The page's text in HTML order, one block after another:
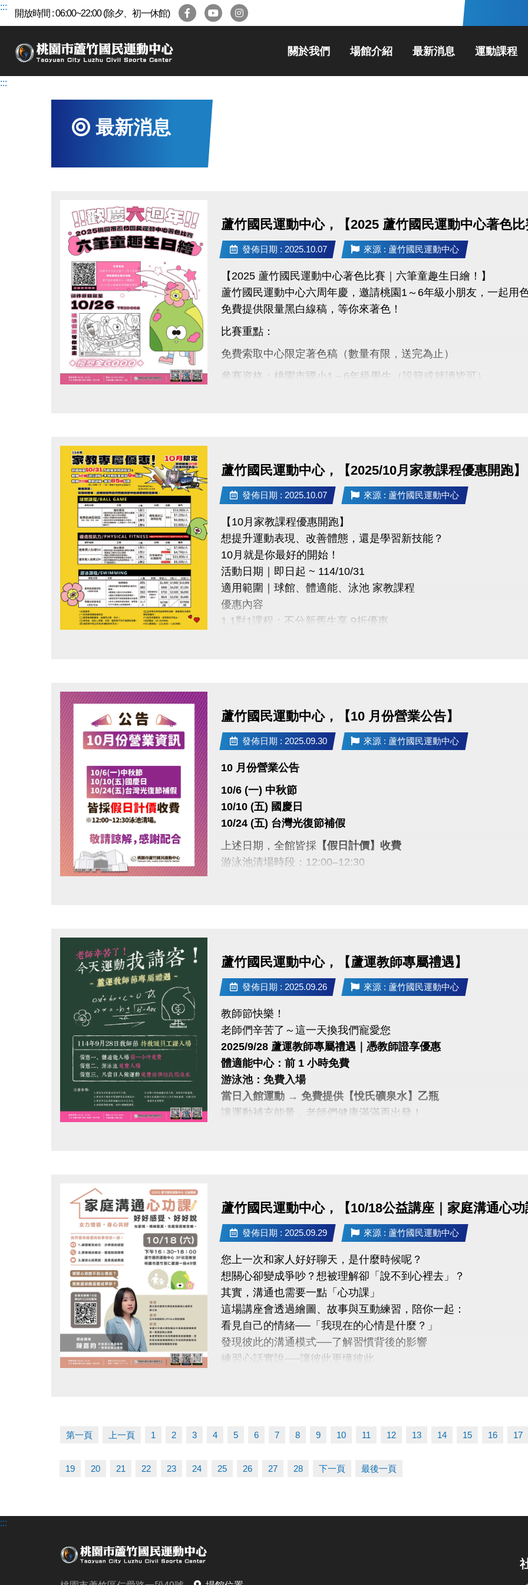
跳
區
:::
開放時間 : 06:00~22:00 (除夕、初一休館)
關於我們 場館介紹 最新消息 運動課程
:::
最新消息
蘆竹國民運動中心，【2025 蘆竹國民運動中心著色
發佈日期 : 2025.10.07 來源 : 蘆竹國民運動中心
【2025 蘆竹國民運動中心著色比賽｜六筆童趣生日繪！】
蘆竹國民運動中心六周年慶，邀請桃園1～6年級小朋友，一起用
免費提供限量黑白線稿，等你來著色！
比賽重點：
免費索取中心限定著色稿（數量有限，送完為止）
參賽資格：桃園市國小1～6年級學生（設籍或就讀皆可）
快帶著孩子來參加，讓創意變成驚喜大獎！
有問題歡迎私訊小編或電話詢問：03-2639066 #106
詳細參賽辦法請掃描QR-Code查看
快標記身邊有小小畫家的朋友，一起來報名！
#蘆竹國民運動中心 #著色比賽 #兒童繪畫 #親子活動 #桃園童趣
蘆竹國民運動中心，【2025/10月家教課程優惠開跑】
發佈日期 : 2025.10.07 來源 : 蘆竹國民運動中心
【10月家教課程優惠開跑】
想提升運動表現、改善體態，還是學習新技能？
10月就是你最好的開始！
活動日期｜即日起 ~ 114/10/31
適用範圍｜球館、體適能、泳池 家教課程
優惠內容
1.1對1課程：不分新舊生享 9折優惠
蘆竹國民運動中心，【10 月份營業公告】
發佈日期 : 2025.09.30 來源 : 蘆竹國民運動中心
10 月份營業公告
10/6 (一) 中秋節
10/10 (五) 國慶日
10/24 (五) 台灣光復節補假
上述日期，全館皆採 【假日計價】收費
游泳池清場時段：12:00–12:30
蘆竹國民運動中心，【蘆運教師專屬禮遇】
發佈日期 : 2025.09.26 來源 : 蘆竹國民運動中心
教師節快樂！
老師們辛苦了～這一天換我們寵愛您
2025/9/28 蘆運教師專屬禮遇｜憑教師證享優惠
體適能中心：前 1 小時免費
游泳池：免費入場
當日入館運動 → 免費提供【悅氏礦泉水】乙瓶
讓運動補充能量，老師們健康滿滿再出發！
蘆竹國民運動中心，【10/18公益講座｜家庭溝通心
發佈日期 : 2025.09.29 來源 : 蘆竹國民運動中心
您上一次和家人好好聊天，是什麼時候呢？
想關心卻變成爭吵？想被理解卻「說不到心裡去」？
其實，溝通也需要一點「心功課」
這場講座會透過繪圖、故事與互動練習，陪你一起：
看見自己的情緒──「我現在的心情是什麼？」
發現彼此的溝通模式──了解習慣背後的影響
練習心話實說──讓彼此更懂彼此
（桃園市蘆竹區仁愛路一段49號）
限額 15 位！ 掃描 QR Code 或連結填表報名，馬上卡位！
第一頁 上一頁 1 2 3 4 5 6 7 8 9 10 11 12 13 14 15 16 17
19 20 21 22 23 24 25 26 27 28 下一頁 最後一頁
:::